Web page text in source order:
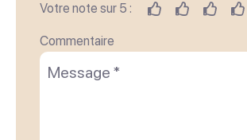
Moyens de paiement
American Express Cartes bancaires
Votre note sur 5 :
Commentaire